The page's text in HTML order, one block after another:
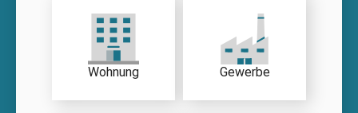
Wohnung Gewerbe